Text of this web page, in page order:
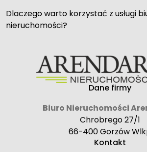
Dlaczego warto korzystać z usługi
nieruchomości?
Dane firmy
Biuro Nieruchomości
Chrobrego 27/1
66-400 Gorzów
Kontakt